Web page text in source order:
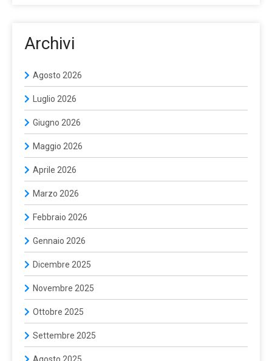
Archivi
Agosto 2026
Luglio 2026
Giugno 2026
Maggio 2026
Aprile 2026
Marzo 2026
Febbraio 2026
Gennaio 2026
Dicembre 2025
Novembre 2025
Ottobre 2025
Settembre 2025
Agosto 2025